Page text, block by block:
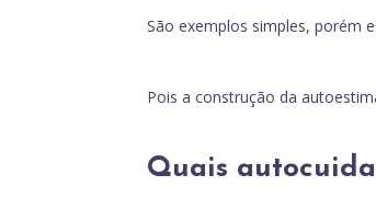
São exemplos simples, porém
Pois a construção da
Quais